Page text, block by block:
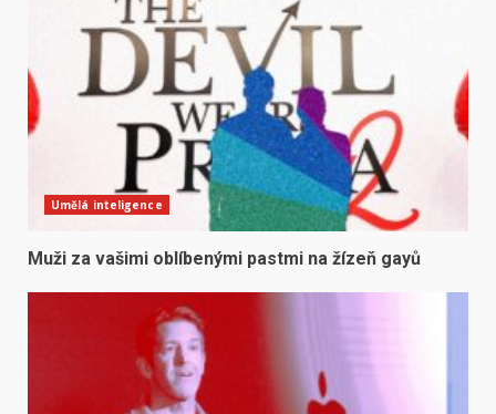
Umělá inteligence
Muži za vašimi oblíbenými pastmi na žízeň gayů